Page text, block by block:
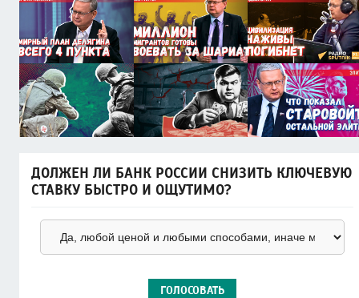
ДОЛЖЕН ЛИ БАНК РОССИИ СНИЗИТЬ КЛЮЧЕВУЮ
СТАВКУ БЫСТРО И ОЩУТИМО?
ГОЛОСОВАТЬ